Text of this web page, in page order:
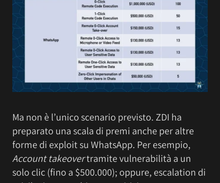
Ma non è l’unico scenario previsto. ZDI ha
preparato una scala di premi anche per altre
forme di exploit su WhatsApp. Per esempio,
Account takeovertramite vulnerabilità a un
solo clic (fino a $500.000); oppure, escalation di